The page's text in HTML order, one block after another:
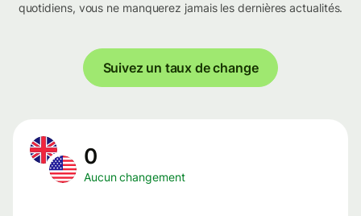
quotidiens, vous ne manquerez jamais les dernières actualités.
Suivez un taux de change
0
Aucun changement